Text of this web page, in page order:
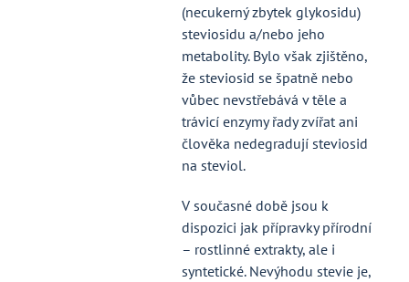
(necukerný zbytek glykosidu)
steviosidu a/nebo jeho
metabolity. Bylo však zjištěno,
že steviosid se špatně nebo
vůbec nevstřebává v těle a
trávicí enzymy řady zvířat ani
člověka nedegradují steviosid
na steviol.
V současné době jsou k
dispozici jak přípravky přírodní
– rostlinné extrakty, ale i
syntetické. Nevýhodu stevie je,